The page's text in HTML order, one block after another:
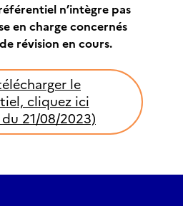
n’intègre pas
en charge concernés
révision en cours.
le
cliquez ici
21/08/2023)